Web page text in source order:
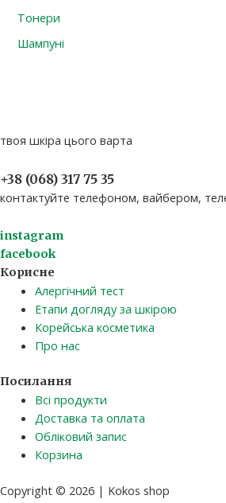
Тонери
Шампуні
твоя шкіра цього варта
+38 (068) 317 75 35​
контактуйте телефоном, вайбером,
instagram
facebook
Корисне
Алергічний тест
Етапи догляду за шкірою
Корейська косметика
Про нас
Посилання
Всі продукти
Доставка та оплата
Обліковий запис
Корзина
Copyright © 2026 | Kokos shop